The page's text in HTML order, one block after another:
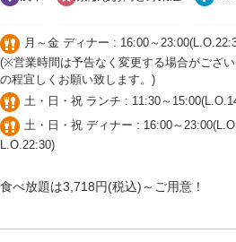
月～金 ディナー : 16:00～
(※営業時間は予告なく変更する場合がござ
の程宜しくお願い致します。)
土・日・祝 ランチ : 11:30～
土・日・祝 ディナー : 16:00～
L.O.22:30)
食べ放題は3,718円(税込)～ご用意！